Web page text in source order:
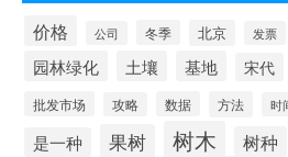
价格 公司 冬季 北京 发票
园林绿化 土壤 基地 宋代
批发市场 攻略 数据 方法 时
是一种 果树 树木 树种